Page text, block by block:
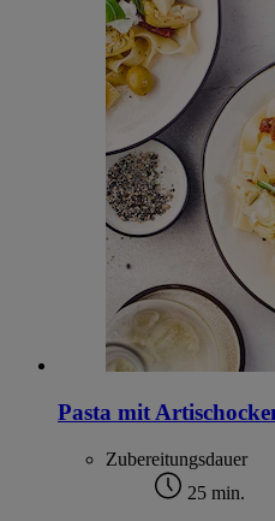
Pasta mit
Zubereitungsdauer
25 min.